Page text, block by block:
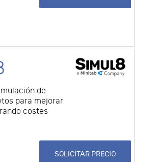
de
para mejorar
costes
SOLICITAR PRECIO